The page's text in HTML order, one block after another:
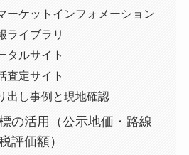
ーケットインフォメーション
ライブラリ
タルサイト
査定サイト
出し事例と現地確認
の活用（公示地価・路線
評価額）